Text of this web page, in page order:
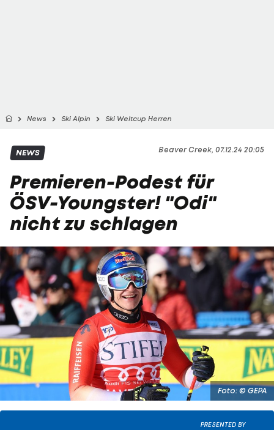
News Ski Alpin Ski Weltcup Herren
Beaver Creek, 07.12.24 20:05
NEWS
Premieren-Podest für
ÖSV-Youngster! "Odi"
nicht zu schlagen
Foto: © GEPA
PRESENTED BY